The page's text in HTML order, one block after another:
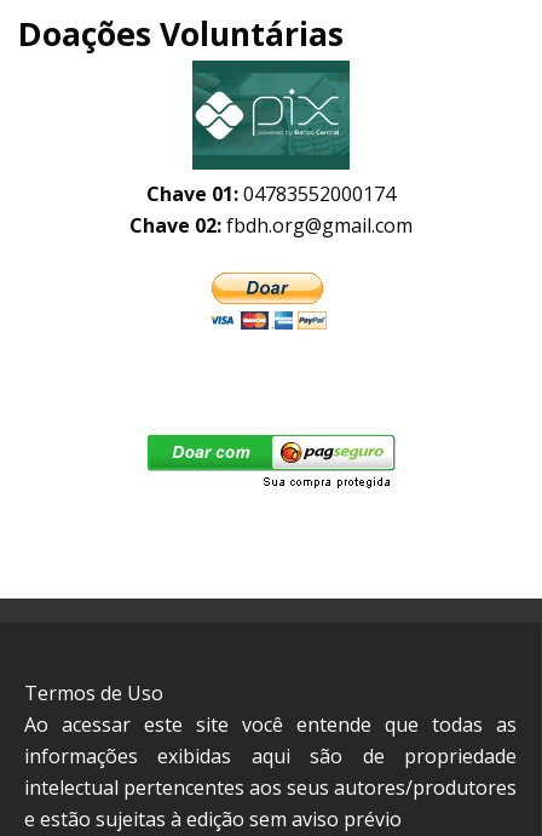
Doações Voluntárias
Chave 01:04783552000174
Chave 02:fbdh.org@gmail.com
Termos de Uso
Ao acessar este site você entende que todas as
informações exibidas aqui são de propriedade
intelectual pertencentes aos seus autores/produtores
e estão sujeitas à edição sem aviso prévio